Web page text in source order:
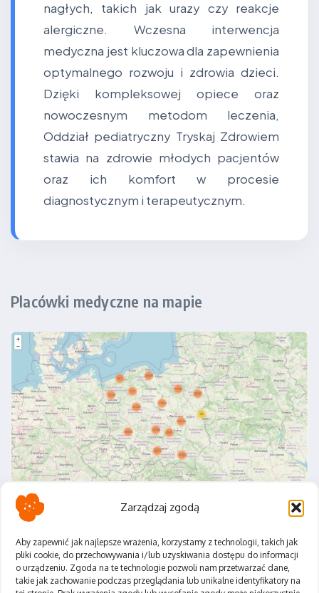
Zarządzaj zgodą
Aby zapewnić jak najlepsze wrażenia, korzystamy z technologii, takich jak
pliki cookie, do przechowywania i/lub uzyskiwania dostępu do informacji
o urządzeniu. Zgoda na te technologie pozwoli nam przetwarzać dane,
takie jak zachowanie podczas przeglądania lub unikalne identyfikatory na
nagłych, takich jak urazy czy reakcje
alergiczne. Wczesna interwencja
medyczna jest kluczowa dla zapewnienia
optymalnego rozwoju i zdrowia dzieci.
Dzięki kompleksowej opiece oraz
nowoczesnym metodom leczenia,
Oddział pediatryczny Tryskaj Zdrowiem
stawia na zdrowie młodych pacjentów
oraz ich komfort w procesie
diagnostycznym i terapeutycznym.
Placówki medyczne na mapie
Polityka Prywatności